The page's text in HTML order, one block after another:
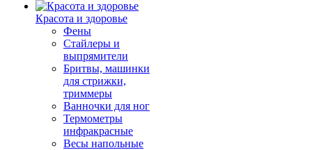
Красота и здоровье
Фены
Стайлеры и
выпрямители
Бритвы, машинки
для стрижки,
триммеры
Ванночки для ног
Термометры
инфракрасные
Весы напольные